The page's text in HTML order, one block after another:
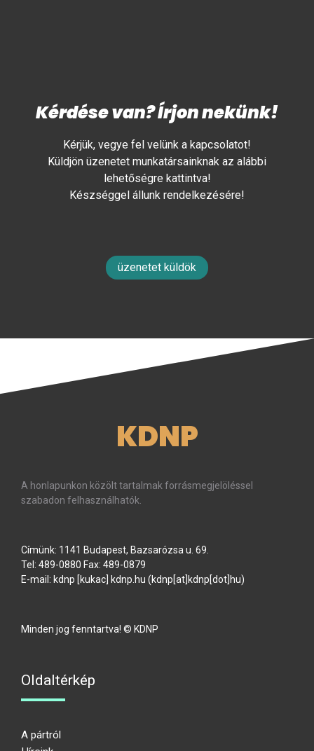
Kérdése van? Írjon nekünk!
Kérjük, vegye fel velünk a kapcsolatot!
Küldjön üzenetet munkatársainknak az alábbi
lehetőségre kattintva!
Készséggel állunk rendelkezésére!
üzenetet küldök
KDNP
A honlapunkon közölt tartalmak forrásmegjelöléssel
szabadon felhasználhatók.
Címünk: 1141 Budapest, Bazsarózsa u. 69.
Tel: 489-0880 Fax: 489-0879
E-mail: kdnp [kukac] kdnp.hu (kdnp[at]kdnp[dot]hu)
Minden jog fenntartva! © KDNP
Oldaltérkép
A pártról